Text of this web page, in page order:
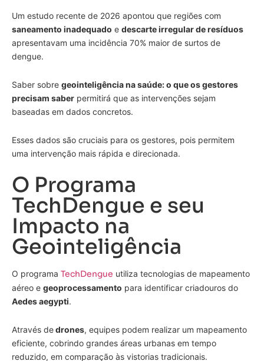
Um estudo recente de 2026 apontou que regiões com
saneamento inadequado e descarte irregular de resíduos
apresentavam uma incidência 70% maior de surtos de
dengue.
Saber sobre geointeligência na saúde: o que os gestores
precisam saber permitirá que as intervenções sejam
baseadas em dados concretos.
Esses dados são cruciais para os gestores, pois permitem
uma intervenção mais rápida e direcionada.
O Programa
TechDengue e seu
Impacto na
Geointeligência
O programa TechDengue utiliza tecnologias de mapeamento
aéreo e geoprocessamento para identificar criadouros do
Aedes aegypti.
Através dedrones, equipes podem realizar um mapeamento
eficiente, cobrindo grandes áreas urbanas em tempo
reduzido, em comparação às vistorias tradicionais.